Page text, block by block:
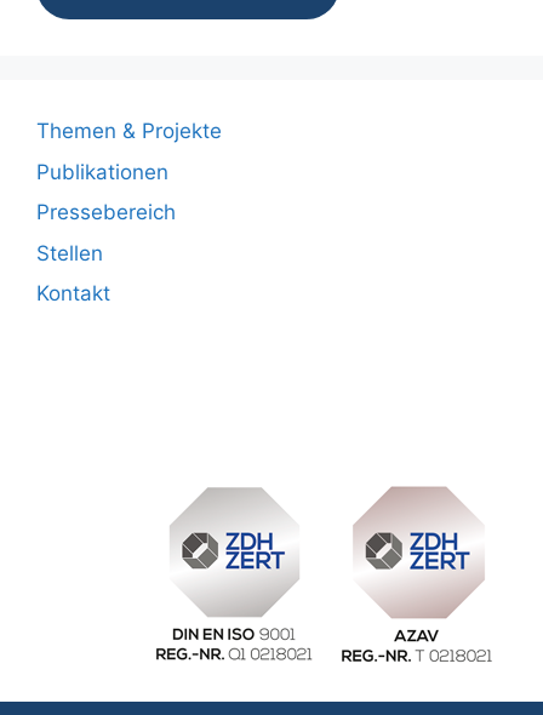
Themen & Projekte
Publikationen
Pressebereich
Stellen
Kontakt